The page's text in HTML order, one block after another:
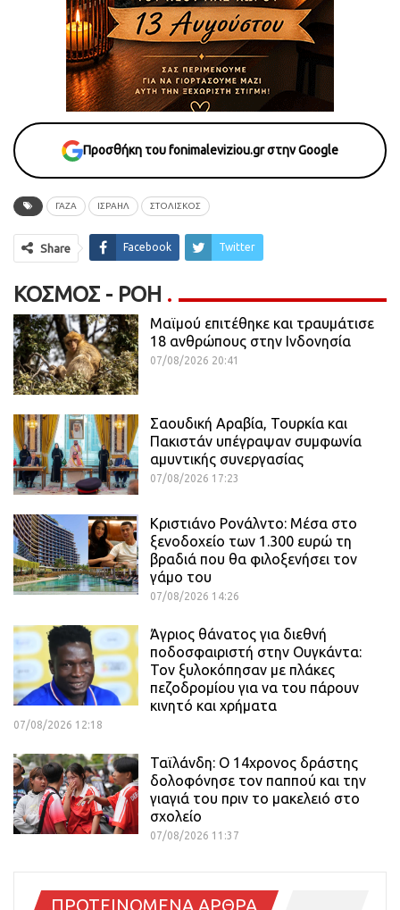
Προσθήκη του fonimaleviziou.gr στην Google
ΓΆΖΑ ΙΣΡΑΉΛ ΣΤΟΛΙΣΚΟΣ
Share Facebook Twitter
ΚΌΣΜΟΣ - ΡΟΗ
Μαϊμού επιτέθηκε και τραυμάτισε
18 ανθρώπους στην Ινδονησία
07/08/2026 20:41
Σαουδική Αραβία, Τουρκία και
Πακιστάν υπέγραψαν συμφωνία
αμυντικής συνεργασίας
07/08/2026 17:23
Κριστιάνο Ρονάλντο: Μέσα στο
ξενοδοχείο των 1.300 ευρώ τη
βραδιά που θα φιλοξενήσει τον
γάμο του
07/08/2026 14:26
Άγριος θάνατος για διεθνή
ποδοσφαιριστή στην Ουγκάντα:
Τον ξυλοκόπησαν με πλάκες
πεζοδρομίου για να του πάρουν
κινητό και χρήματα
07/08/2026 12:18
Ταϊλάνδη: Ο 14χρονος δράστης
δολοφόνησε τον παππού και την
γιαγιά του πριν το μακελειό στο
σχολείο
07/08/2026 11:37
ΠΡΟΤΕΙΝΟΜΕΝΑ ΑΡΘΡΑ